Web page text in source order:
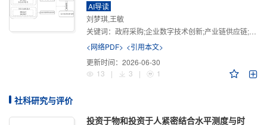
AI导读
刘梦琪,王敏
关键词： 政府采购;企业数字技术创新;产业链供应链;产业链供应链韧性;需求侧财政政策
<网络PDF> <引用本文>
更新时间： 2026-06-30
13
| 3 | 1
社科研究与评价
投资于物和投资于人紧密结合水平测度与时